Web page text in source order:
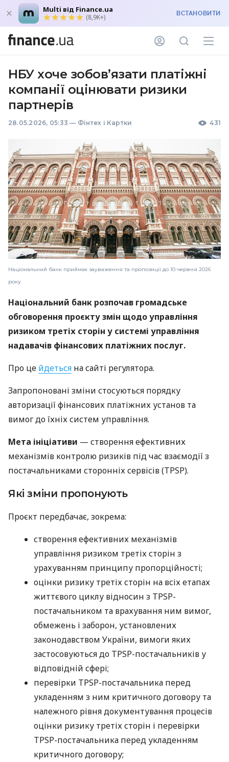
Multi від Finance.ua
(8,9K+) ВСТАНОВИТИ
НБУ хоче зобов’язати платіжні
компанії оцінювати ризики
партнерів
28.05.2026, 05:33 — Фінтех і Картки 431
Національний банк приймає зауваження та пропозиції до 10 червня 2026
року
Національний банк розпочав громадське
обговорення проєкту змін щодо управління
ризиком третіх сторін у системі управління
надавачів фінансових платіжних послуг.
Про це йдеться на сайті регулятора.
Запропоновані зміни стосуються порядку
авторизації фінансових платіжних установ та
вимог до їхніх систем управління.
Мета ініціативи — створення ефективних
механізмів контролю ризиків під час взаємодії з
постачальниками сторонніх сервісів (TPSP).
Які зміни пропонують
Проєкт передбачає, зокрема:
створення ефективних механізмів
управління ризиком третіх сторін з
урахуванням принципу пропорційності;
оцінки ризику третіх сторін на всіх етапах
життєвого циклу відносин з ТРSP-
постачальником та врахування ним вимог,
обмежень і заборон, установлених
законодавством України, вимоги яких
застосовуються до TPSP-постачальників у
відповідній сфері;
перевірки ТРSP-постачальника перед
укладенням з ним критичного договору та
належного рівня документування процесів
оцінки ризику третіх сторін і перевірки
TPSP-постачальника перед укладенням
критичного договору;